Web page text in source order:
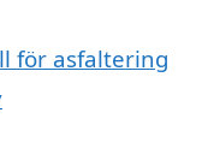
för asfaltering